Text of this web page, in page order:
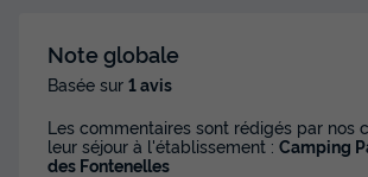
Note globale
Basée sur 1 avis
Les commentaires sont rédigés par nos
leur séjour à l'établissement : Camping
des Fontenelles